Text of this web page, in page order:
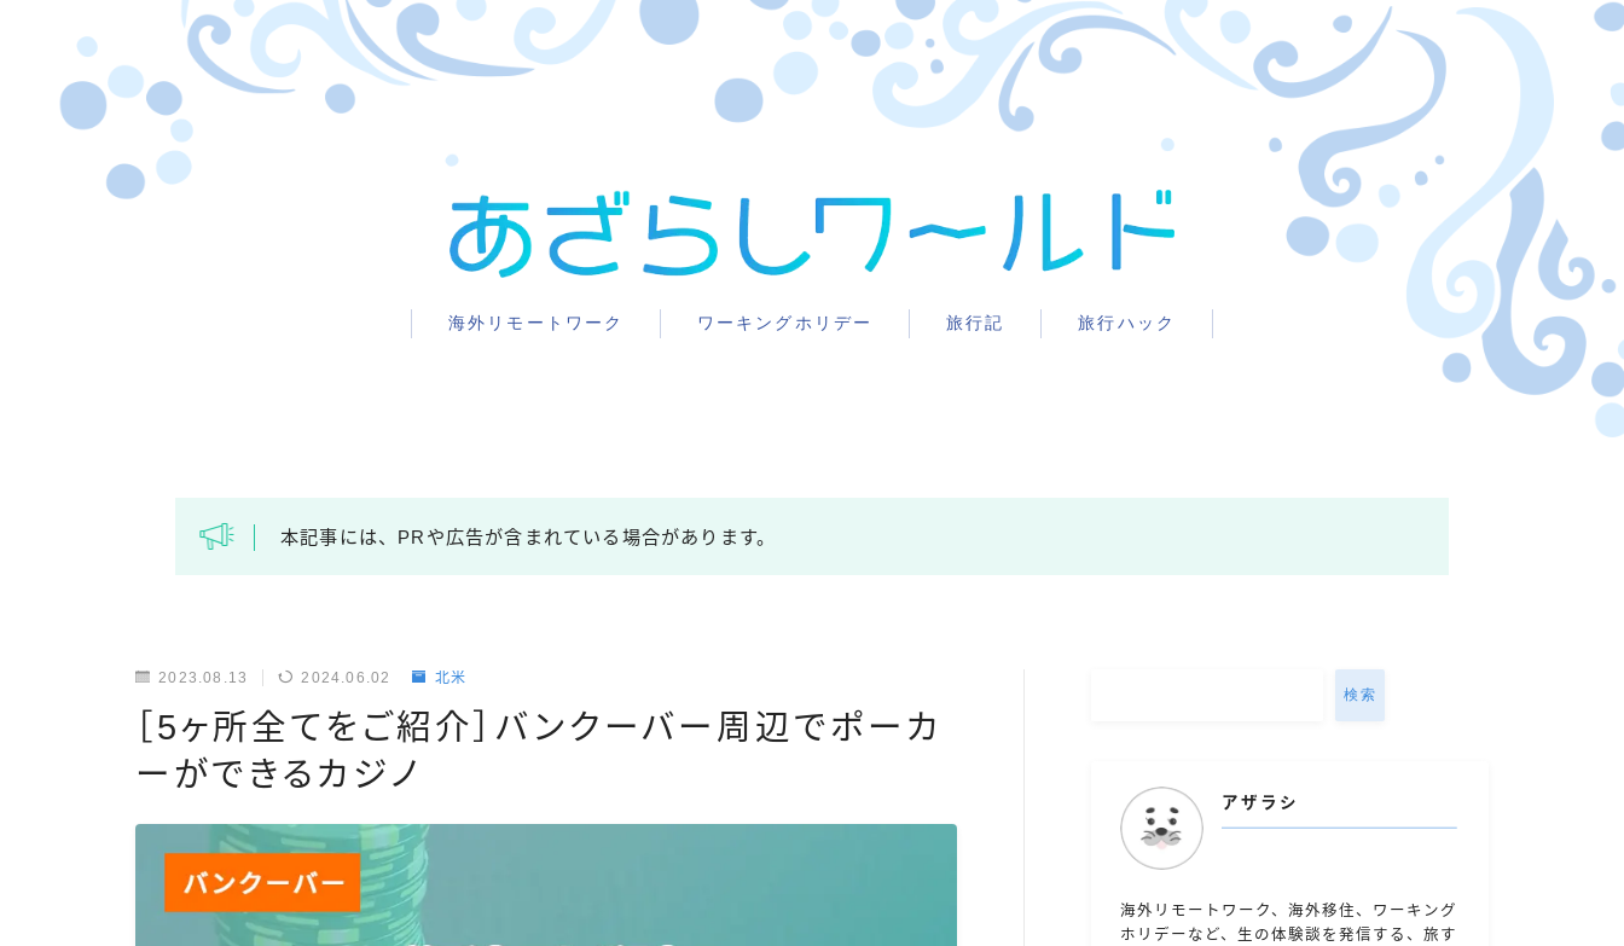
海外リモートワーク ワーキングホリデー 旅行記 旅行ハック
本記事には、PRや広告が含まれている場合があります。
2023.08.13 2024.06.02 北米
［5ヶ所全てをご紹介］バンクーバー周辺でポーカ
ーができるカジノ
検索
アザラシ
海外リモートワーク、海外移住、ワーキング
ホリデーなど、生の体験談を発信する、旅す